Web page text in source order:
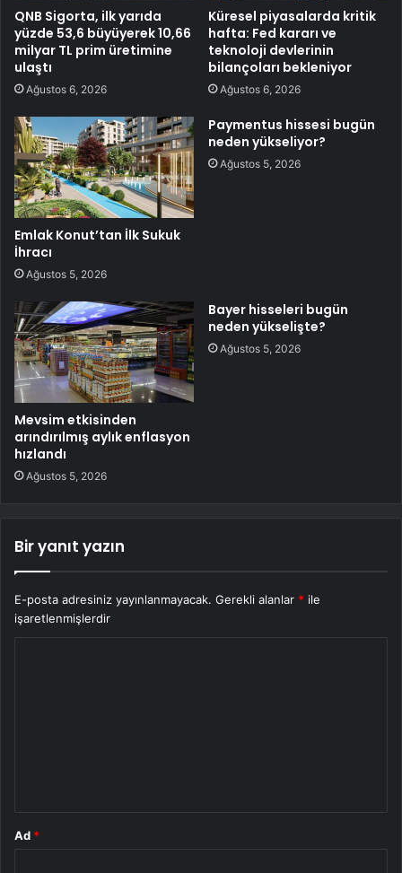
QNB Sigorta, ilk yarıda
yüzde 53,6 büyüyerek 10,66
milyar TL prim üretimine
ulaştı
Ağustos 6, 2026
Küresel piyasalarda kritik
hafta: Fed kararı ve
teknoloji devlerinin
bilançoları bekleniyor
Ağustos 6, 2026
Emlak Konut’tan İlk Sukuk
İhracı
Ağustos 5, 2026
Paymentus hissesi bugün
neden yükseliyor?
Ağustos 5, 2026
Mevsim etkisinden
arındırılmış aylık enflasyon
hızlandı
Ağustos 5, 2026
Bayer hisseleri bugün
neden yükselişte?
Ağustos 5, 2026
Bir yanıt yazın
E-posta adresiniz yayınlanmayacak. Gerekli alanlar * ile
işaretlenmişlerdir
Ad *